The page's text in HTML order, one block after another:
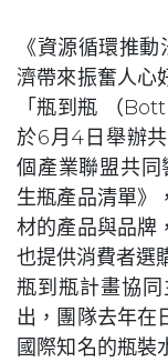
《資源循環推
濟帶來振奮人心
「瓶到瓶 （
於6月4日舉辦
個產業聯盟共
生瓶產品清單》
材的產品與品牌
也提供消費者選
瓶到瓶計畫協
出，團隊去年在
國際知名的瓶裝